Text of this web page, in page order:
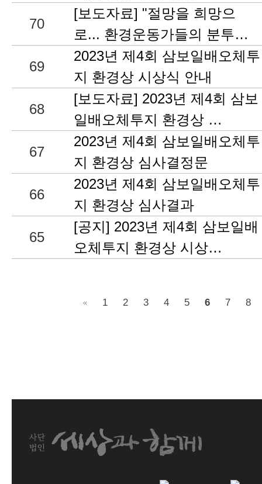
70
[보도자료] "절망을 희망으
로... 환경운동가들의 분투…
69
2023년 제4회 삼보일배오체투
지 환경상 시상식 안내
68
[보도자료] 2023년 제4회 삼보
일배오체투지 환경상 …
67
2023년 제4회 삼보일배오체투
지 환경상 심사결정문
66
2023년 제4회 삼보일배오체투
지 환경상 심사결과
65
[공지] 2023년 제4회 삼보일배
오체투지 환경상 시상…
1 2 3 4 5 6 7 8